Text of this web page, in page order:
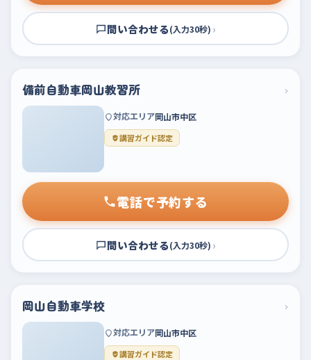
問い合わせる(入力30秒) ›
備前自動車岡山教習所 ›
対応エリア岡山市中区
講習ガイド認定
電話で予約する
問い合わせる(入力30秒) ›
岡山自動車学校 ›
対応エリア岡山市中区
講習ガイド認定